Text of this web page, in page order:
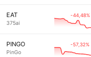
EAT
375ai
-44,48%
PINGO
PinGo
-57,32%